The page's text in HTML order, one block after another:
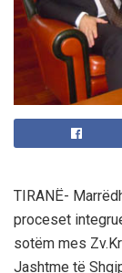
TIRANË-
proceset
sotëm mes
Jashtme të